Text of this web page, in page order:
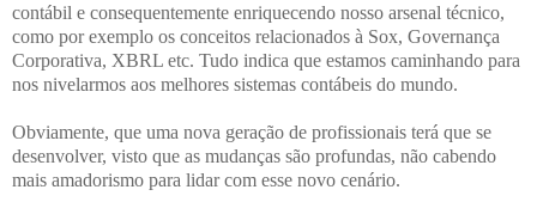
contábil e consequentemente enriquecendo nosso arsenal técnico,
como por exemplo os conceitos relacionados à Sox, Governança
Corporativa, XBRL etc. Tudo indica que estamos caminhando para
nos nivelarmos aos melhores sistemas contábeis do mundo.
Obviamente, que uma nova geração de profissionais terá que se
desenvolver, visto que as mudanças são profundas, não cabendo
mais amadorismo para lidar com esse novo cenário.